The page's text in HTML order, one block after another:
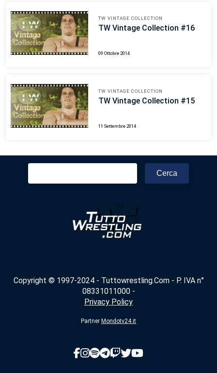
TW VINTAGE COLLECTION
TW Vintage Collection #16
09 Ottobre 2014
TW VINTAGE COLLECTION
TW Vintage Collection #15
11 Settembre 2014
Ricerca
Copyright © 1997-2024 - Tuttowrestling.Com - P. IVA n°
08331011000 -
Privacy Policy
Partner Mondotv24.it